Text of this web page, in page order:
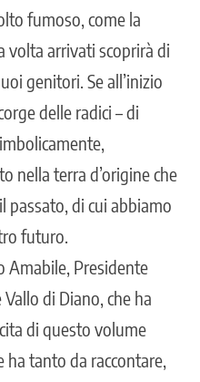
fumoso, come la
volta arrivati scoprirà di
genitori. Se all’inizio
delle radici – di
nella terra d’origine che
passato, di cui abbiamo
futuro.
Amabile, Presidente
di Diano, che ha
di questo volume
tanto da raccontare,